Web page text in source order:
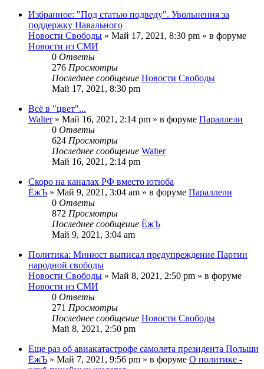
Избранное: "Под статью подведу". Увольнения за
поддержку Навального
Новости Свободы » Май 17, 2021, 8:30 pm » в форуме
Новости из СМИ
0 Ответы
276 Просмотры
Последнее сообщение Новости Свободы
Май 17, 2021, 8:30 pm
Всё в "цвет"...
Walter» Май 16, 2021, 2:14 pm » в форуме Параллели
0 Ответы
624 Просмотры
Последнее сообщение Walter
Май 16, 2021, 2:14 pm
Скоро на каналах РФ вместо ютюба
ЁжЪ » Май 9, 2021, 3:04 am » в форуме Параллели
0 Ответы
872 Просмотры
Последнее сообщение ЁжЪ
Май 9, 2021, 3:04 am
Политика: Минюст выписал предупреждение Партии
народной свободы
Новости Свободы » Май 8, 2021, 2:50 pm » в форуме
Новости из СМИ
0 Ответы
271 Просмотры
Последнее сообщение Новости Свободы
Май 8, 2021, 2:50 pm
Еще раз об авиакатастрофе самолета президента Польши
ЁжЪ » Май 7, 2021, 9:56 pm » в форуме О политике -